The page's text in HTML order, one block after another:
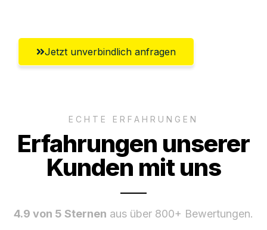
Jetzt unverbindlich anfragen
ECHTE ERFAHRUNGEN
Erfahrungen unserer
Kunden mit uns
4.9 von 5 Sternen aus über 800+ Bewertungen.